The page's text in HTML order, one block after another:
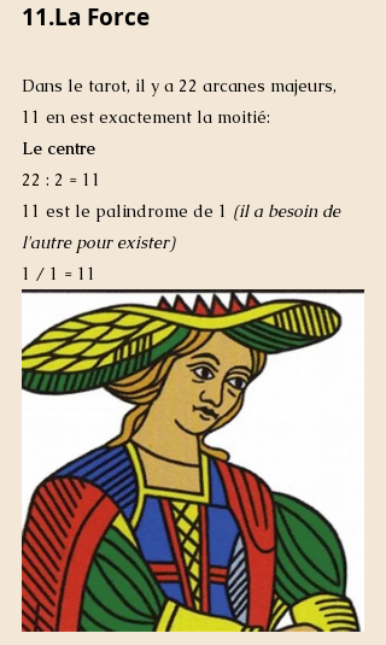
11.La Force
Dans le tarot, il y a 22 arcanes majeurs,
11 en est exactement la moitié:
Le centre
22 : 2 = 11
11 est le palindrome de 1 (il a besoin de
l'autre pour exister)
1 / 1 = 11